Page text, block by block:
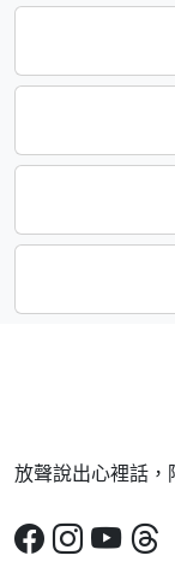
放聲說出心裡話